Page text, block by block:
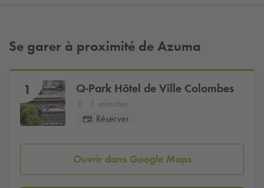
Se garer à proximité de Azuma
1 Q-Park Hôtel de Ville Colombes
1 minutes
Réserver
Ouvrir dans Google Maps